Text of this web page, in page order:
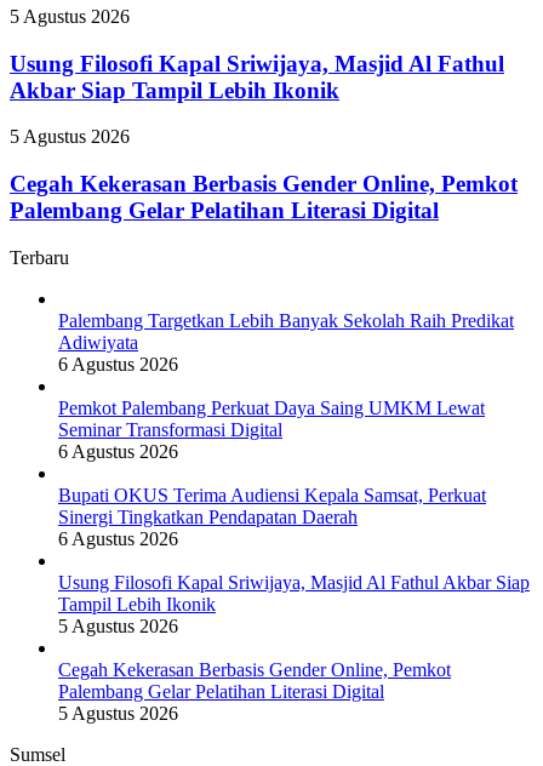
Perkuat
Tingkatkan
Pendapatan
Usung
Kapal
Sriwijaya,
Masjid
Fathul
Siap
Tampil
Ikonik
5 Agustus 2026
Usung Filosofi Kapal Sriwijaya, Masjid Al Fathul
Akbar Siap Tampil Lebih Ikonik
Cegah
Berbasis
Gender
Online,
Palembang
Pelatihan
Literasi
Digital
5 Agustus 2026
Cegah Kekerasan Berbasis Gender Online, Pemkot
Palembang Gelar Pelatihan Literasi Digital
Terbaru
Palembang Targetkan Lebih Banyak Sekolah Raih Predikat
Adiwiyata
6 Agustus 2026
Pemkot Palembang Perkuat Daya Saing UMKM Lewat
Seminar Transformasi Digital
6 Agustus 2026
Bupati OKUS Terima Audiensi Kepala Samsat, Perkuat
Sinergi Tingkatkan Pendapatan Daerah
6 Agustus 2026
Usung Filosofi Kapal Sriwijaya, Masjid Al Fathul Akbar Siap
Tampil Lebih Ikonik
5 Agustus 2026
Cegah Kekerasan Berbasis Gender Online, Pemkot
Palembang Gelar Pelatihan Literasi Digital
5 Agustus 2026
Sumsel